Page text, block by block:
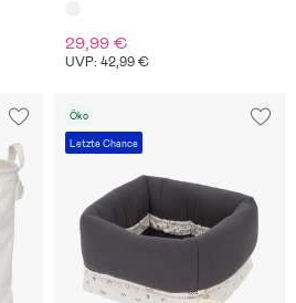
29,99 €
UVP: 42,99 €
Öko
Letzte Chance